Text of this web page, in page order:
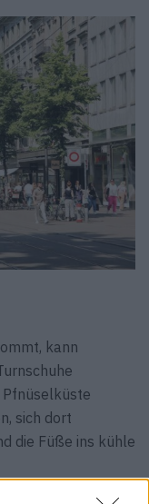
kann
sich dort
die Füße ins kühle